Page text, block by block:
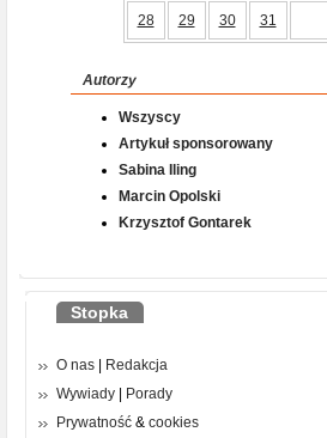
28 29 30 31
Autorzy
Wszyscy
Artykuł sponsorowany
Sabina Iling
Marcin Opolski
Krzysztof Gontarek
Stopka
O nas
Redakcja
Wywiady
Porady
Prywatność & cookies